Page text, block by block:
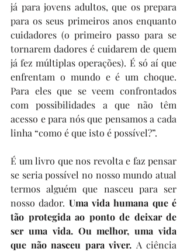
já para jovens adultos, que os prepara
para os seus primeiros anos enquanto
cuidadores (o primeiro passo para se
tornarem dadores é cuidarem de quem
já fez múltiplas operações). É só aí que
enfrentam o mundo e é um choque.
Para eles que se veem confrontados
com possibilidades a que não têm
acesso e para nós que pensamos a cada
linha “como é que isto é possível?”.
É um livro que nos revolta e faz pensar
se seria possível no nosso mundo atual
termos alguém que nasceu para ser
nosso dador. Uma vida humana que é
tão protegida ao ponto de deixar de
ser uma vida. Ou melhor, uma vida
que não nasceu para viver. A ciência